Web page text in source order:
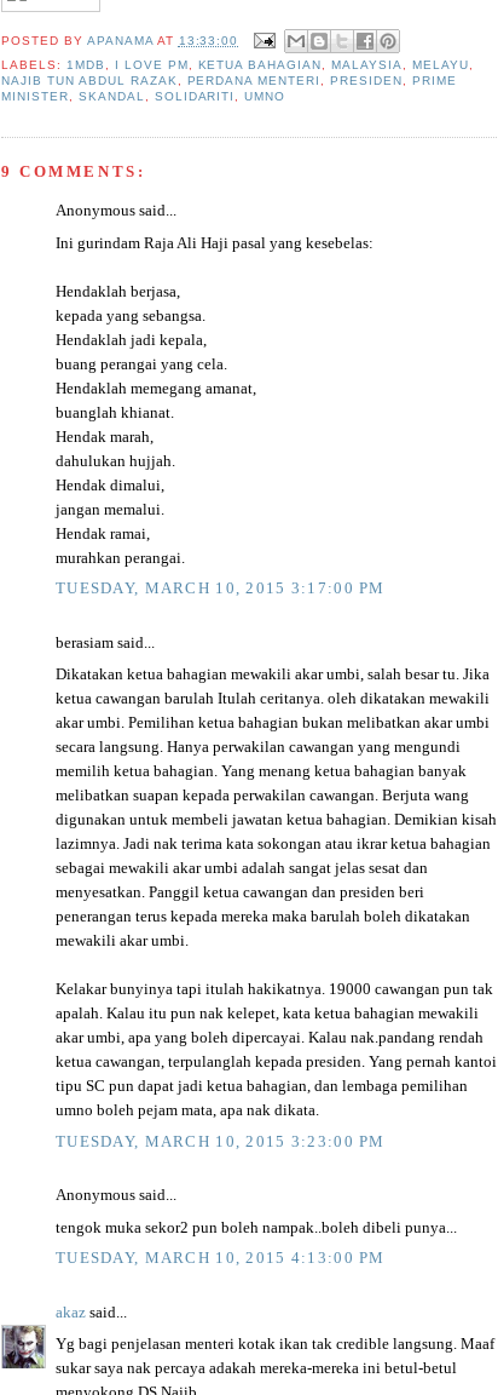
POSTED BY APANAMA AT 13:33:00
LABELS: 1MDB , I LOVE PM , KETUA BAHAGIAN , MALAYSIA, MELAYU,
NAJIB TUN ABDUL RAZAK, PERDANA MENTERI , PRESIDEN , PRIME
MINISTER, SKANDAL, SOLIDARITI ,UMNO
9 COMMENTS:
Anonymous said...
Ini gurindam Raja Ali Haji pasal yang kesebelas:
Hendaklah berjasa,
kepada yang sebangsa.
Hendaklah jadi kepala,
buang perangai yang cela.
Hendaklah memegang amanat,
buanglah khianat.
Hendak marah,
dahulukan hujjah.
Hendak dimalui,
jangan memalui.
Hendak ramai,
murahkan perangai.
TUESDAY, MARCH 10, 2015 3:17:00 PM
berasiam said...
Dikatakan ketua bahagian mewakili akar umbi, salah besar tu. Jika
ketua cawangan barulah Itulah ceritanya. oleh dikatakan mewakili
akar umbi. Pemilihan ketua bahagian bukan melibatkan akar umbi
secara langsung. Hanya perwakilan cawangan yang mengundi
memilih ketua bahagian. Yang menang ketua bahagian banyak
melibatkan suapan kepada perwakilan cawangan. Berjuta wang
digunakan untuk membeli jawatan ketua bahagian. Demikian kisah
lazimnya. Jadi nak terima kata sokongan atau ikrar ketua bahagian
sebagai mewakili akar umbi adalah sangat jelas sesat dan
menyesatkan. Panggil ketua cawangan dan presiden beri
penerangan terus kepada mereka maka barulah boleh dikatakan
mewakili akar umbi.
Kelakar bunyinya tapi itulah hakikatnya. 19000 cawangan pun tak
apalah. Kalau itu pun nak kelepet, kata ketua bahagian mewakili
akar umbi, apa yang boleh dipercayai. Kalau nak.pandang rendah
ketua cawangan, terpulanglah kepada presiden. Yang pernah kantoi
tipu SC pun dapat jadi ketua bahagian, dan lembaga pemilihan
umno boleh pejam mata, apa nak dikata.
TUESDAY, MARCH 10, 2015 3:23:00 PM
Anonymous said...
tengok muka sekor2 pun boleh nampak..boleh dibeli punya...
TUESDAY, MARCH 10, 2015 4:13:00 PM
akaz said...
Yg bagi penjelasan menteri kotak ikan tak credible langsung. Maaf
sukar saya nak percaya adakah mereka-mereka ini betul-betul